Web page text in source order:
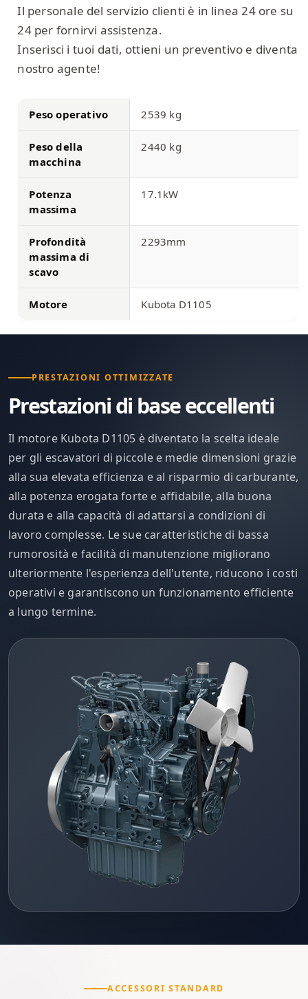
Il personale del servizio clienti è in linea 24 ore su
24 per fornirvi assistenza.
Inserisci i tuoi dati, ottieni un preventivo e diventa
nostro agente!
Peso operativo 2539 kg
Peso della
macchina
2440 kg
Potenza
massima
17.1kW
Profondità
massima di
scavo
2293mm
Motore Kubota D1105
PRESTAZIONI OTTIMIZZATE
Prestazioni di base eccellenti
Il motore Kubota D1105 è diventato la scelta ideale
per gli escavatori di piccole e medie dimensioni grazie
alla sua elevata efficienza e al risparmio di carburante,
alla potenza erogata forte e affidabile, alla buona
durata e alla capacità di adattarsi a condizioni di
lavoro complesse. Le sue caratteristiche di bassa
rumorosità e facilità di manutenzione migliorano
ulteriormente l'esperienza dell'utente, riducono i costi
operativi e garantiscono un funzionamento efficiente
a lungo termine.
ACCESSORI STANDARD